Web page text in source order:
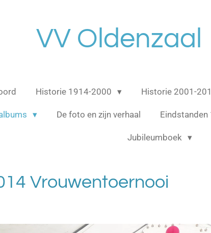
VV Oldenzaal
Historie 1914-2000 Historie 2001-
De foto en zijn verhaal
Jubileumboek
Vrouwentoernooi